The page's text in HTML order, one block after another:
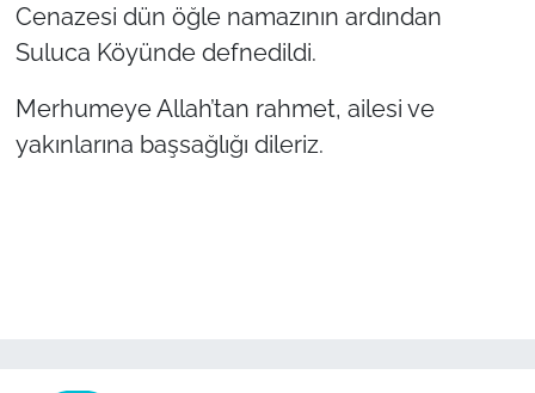
Cenazesi dün öğle namazının ardından
Suluca Köyünde defnedildi.
Merhumeye Allah’tan rahmet, ailesi ve
yakınlarına başsağlığı dileriz.
TÜRKİYE
Bölge